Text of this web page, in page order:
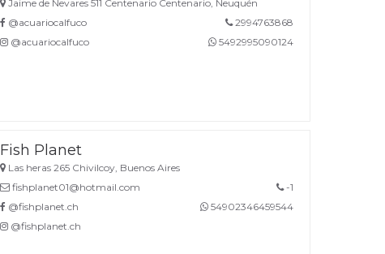
Jaime de Nevares 511 Centenario Centenario, Neuquén
@acuariocalfuco
@acuariocalfuco
2994763868
5492995090124
Fish Planet
Las heras 265 Chivilcoy, Buenos Aires
fishplanet01@hotmail.com
@fishplanet.ch
@fishplanet.ch
-1
54902346459544